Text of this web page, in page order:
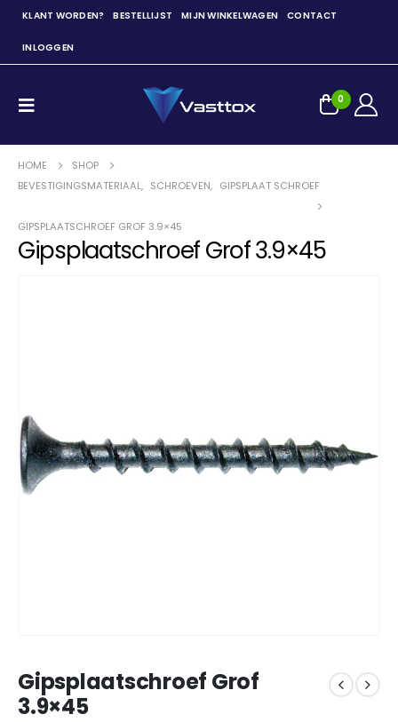
KLANT WORDEN? BESTELLIJST MIJN WINKELWAGEN CONTACT
INLOGGEN
0
HOME
SHOP
BEVESTIGINGSMATERIAAL, SCHROEVEN, GIPSPLAAT SCHROEF
GIPSPLAATSCHROEF GROF 3.9×45
Gipsplaatschroef Grof 3.9×45
Gipsplaatschroef Grof
3.9×45